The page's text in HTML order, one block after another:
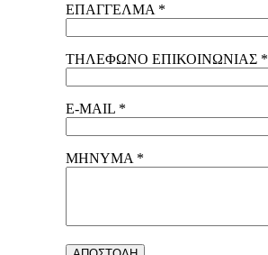
ΕΠΑΓΓΕΛΜΑ *
ΤΗΛΕΦΩΝΟ ΕΠΙΚΟΙΝΩΝΙΑΣ *
E-MAIL *
ΜΗΝΥΜΑ *